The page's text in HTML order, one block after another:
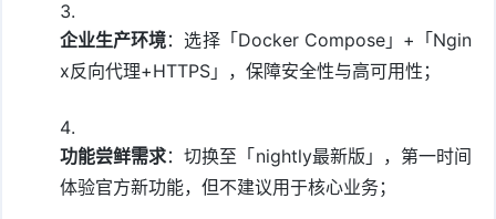
企业生产环境：选择「Docker Compose」+「Ngin
x反向代理+HTTPS」，保障安全性与高可用性；
功能尝鲜需求：切换至「nightly最新版」，第一时间
体验官方新功能，但不建议用于核心业务；